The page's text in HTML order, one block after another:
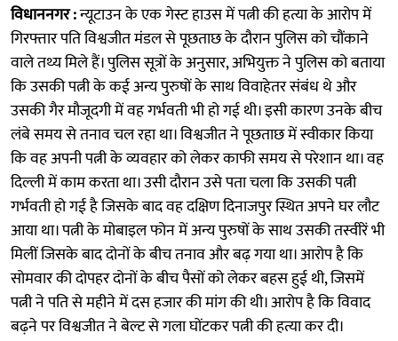
विधाननगर :न्यूटाउन के एक गेस्ट हाउस में पत्नी की हत्या के आरोप में
गिरफ्तार पति विश्वजीत मंडल से पूछताछ के दौरान पुलिस को चौंकाने
वाले तथ्य मिले हैं। पुलिस सूत्रों के अनुसार, अभियुक्त ने पुलिस को बताया
कि उसकी पत्नी के कई अन्य पुरुषों के साथ विवाहेतर संबंध थे और
उसकी गैर मौजूदगी में वह गर्भवती भी हो गई थी। इसी कारण उनके बीच
लंबे समय से तनाव चल रहा था। विश्वजीत ने पूछताछ में स्वीकार किया
कि वह अपनी पत्नी के व्यवहार को लेकर काफी समय से परेशान था। वह
दिल्ली में काम करता था। उसी दौरान उसे पता चला कि उसकी पत्नी
गर्भवती हो गई है जिसके बाद वह दक्षिण दिनाजपुर स्थित अपने घर लौट
आया था। पत्नी के मोबाइल फोन में अन्य पुरुषों के साथ उसकी तस्वीरें भी
मिलीं जिसके बाद दोनों के बीच तनाव और बढ़ गया था। आरोप है कि
सोमवार की दोपहर दोनों के बीच पैसों को लेकर बहस हुई थी, जिसमें
पत्नी ने पति से महीने में दस हजार की मांग की थी। आरोप है कि विवाद
बढ़ने पर विश्वजीत ने बेल्ट से गला घोंटकर पत्नी की हत्या कर दी।